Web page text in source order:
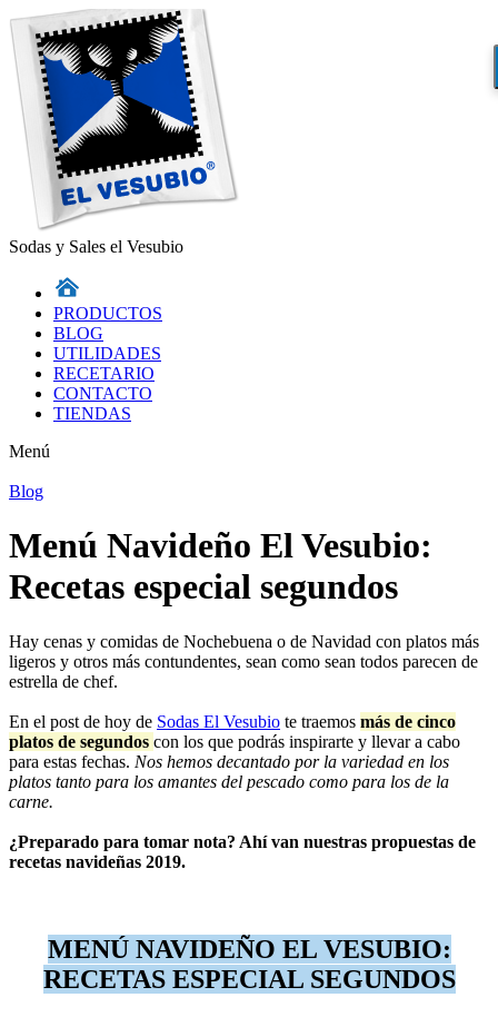
Sodas y Sales el Vesubio
PRODUCTOS
BLOG
UTILIDADES
RECETARIO
CONTACTO
TIENDAS
Menú
Blog
Menú Navideño El Vesubio:
Recetas especial segundos
Hay cenas y comidas de Nochebuena o de Navidad con platos más
ligeros y otros más contundentes, sean como sean todos parecen de
estrella de chef.
En el post de hoy de Sodas El Vesubio te traemos más de cinco
platos de segundos con los que podrás inspirarte y llevar a cabo
para estas fechas. Nos hemos decantado por la variedad en los
platos tanto para los amantes del pescado como para los de la
carne.
¿Preparado para tomar nota? Ahí van nuestras propuestas de
recetas navideñas 2019.
MENÚ NAVIDEÑO EL VESUBIO:
RECETAS ESPECIAL SEGUNDOS